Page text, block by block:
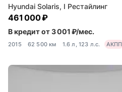
Hyundai Solaris, I Рестайлинг
461 000 ₽
В кредит от 3 001 ₽/мес.
2015 62 500 км 1.6 л, 123 л.с. АКПП